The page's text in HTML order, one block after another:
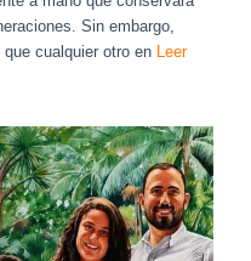
Sin embargo,
cualquier otro en Leer